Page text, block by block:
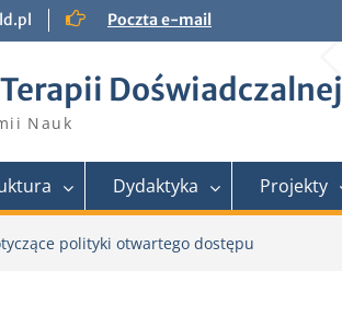
Poczta e-mail
Doświadczalnej
Nauk
Dydaktyka Projekty
polityki otwartego dostępu